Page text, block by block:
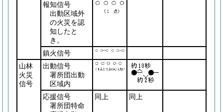
報知信号
出動区域外
の火災を認
知したと
き。
鎮火信号
山林
火災
信号
出動信号
署所団出動
区域内
応援信号
署所団特命
同上 同上